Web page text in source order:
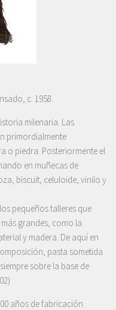
c. 1958.
milenaria. Las
primordialmente
o piedra. Posteriormente el
en muñecas de
biscuit, celuloide, vinilo y
pequeños talleres que
grandes, como la
y madera. De aquí en
pasta sometida
sobre la base de
años de fabricación